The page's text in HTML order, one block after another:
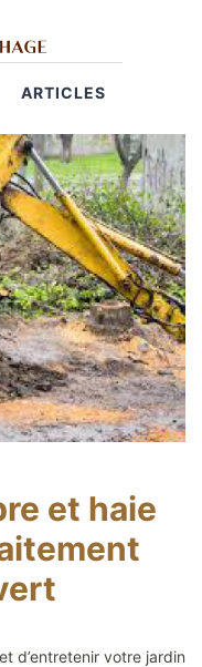
ARTICLES
et haie
d’entretenir votre jardin